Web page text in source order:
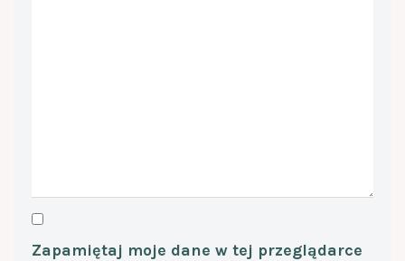
Zapamiętaj moje dane w tej przeglądarce